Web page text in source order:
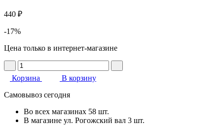
440 ₽
-17%
Цена только в интернет-магазине
Корзина
В корзину
Самовывоз сегодня
Во всех магазинах 58 шт.
В магазине ул. Рогожский вал 3 шт.